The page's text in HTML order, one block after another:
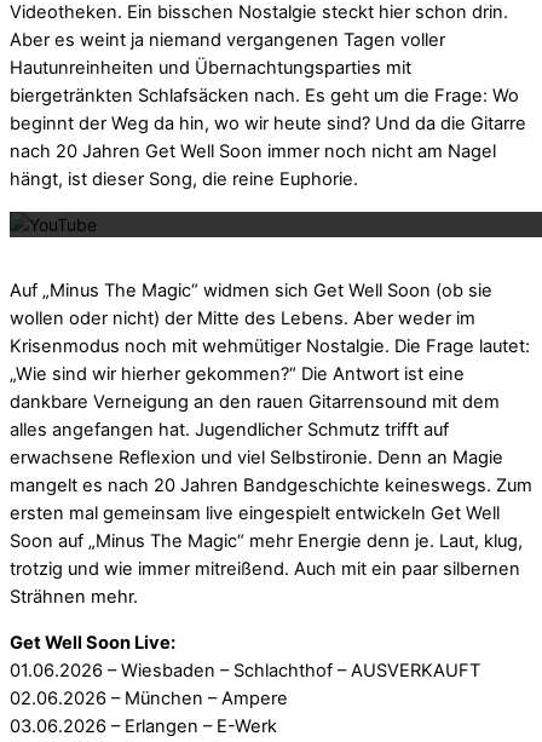
Videotheken. Ein bisschen Nostalgie steckt hier schon drin.
Aber es weint ja niemand vergangenen Tagen voller
Hautunreinheiten und Übernachtungsparties mit
biergetränkten Schlafsäcken nach. Es geht um die Frage: Wo
beginnt der Weg da hin, wo wir heute sind? Und da die Gitarre
nach 20 Jahren Get Well Soon immer noch nicht am Nagel
hängt, ist dieser Song, die reine Euphorie.
Mit dem
Auf „Minus The Magic“ widmen sich Get Well Soon (ob sie
wollen oder nicht) der Mitte des Lebens. Aber weder im
Krisenmodus noch mit wehmütiger Nostalgie. Die Frage lautet:
„Wie sind wir hierher gekommen?“ Die Antwort ist eine
dankbare Verneigung an den rauen Gitarrensound mit dem
alles angefangen hat. Jugendlicher Schmutz trifft auf
erwachsene Reflexion und viel Selbstironie. Denn an Magie
mangelt es nach 20 Jahren Bandgeschichte keineswegs. Zum
ersten mal gemeinsam live eingespielt entwickeln Get Well
Soon auf „Minus The Magic“ mehr Energie denn je. Laut, klug,
trotzig und wie immer mitreißend. Auch mit ein paar silbernen
Strähnen mehr.
Get Well Soon Live:
01.06.2026 – Wiesbaden – Schlachthof – AUSVERKAUFT
02.06.2026 – München – Ampere
03.06.2026 – Erlangen – E-Werk